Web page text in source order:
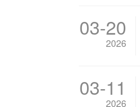
03-20
2026
03-11
2026